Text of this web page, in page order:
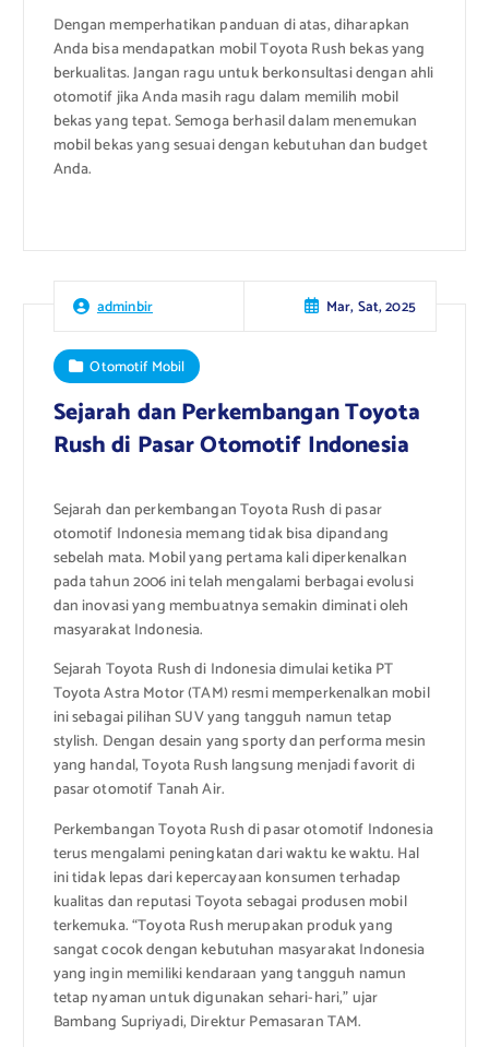
Dengan memperhatikan panduan di atas, diharapkan
Anda bisa mendapatkan mobil Toyota Rush bekas yang
berkualitas. Jangan ragu untuk berkonsultasi dengan ahli
otomotif jika Anda masih ragu dalam memilih mobil
bekas yang tepat. Semoga berhasil dalam menemukan
mobil bekas yang sesuai dengan kebutuhan dan budget
Anda.
adminbir Mar, Sat, 2025
Otomotif Mobil
Sejarah dan Perkembangan Toyota
Rush di Pasar Otomotif Indonesia
Sejarah dan perkembangan Toyota Rush di pasar
otomotif Indonesia memang tidak bisa dipandang
sebelah mata. Mobil yang pertama kali diperkenalkan
pada tahun 2006 ini telah mengalami berbagai evolusi
dan inovasi yang membuatnya semakin diminati oleh
masyarakat Indonesia.
Sejarah Toyota Rush di Indonesia dimulai ketika PT
Toyota Astra Motor (TAM) resmi memperkenalkan mobil
ini sebagai pilihan SUV yang tangguh namun tetap
stylish. Dengan desain yang sporty dan performa mesin
yang handal, Toyota Rush langsung menjadi favorit di
pasar otomotif Tanah Air.
Perkembangan Toyota Rush di pasar otomotif Indonesia
terus mengalami peningkatan dari waktu ke waktu. Hal
ini tidak lepas dari kepercayaan konsumen terhadap
kualitas dan reputasi Toyota sebagai produsen mobil
terkemuka. “Toyota Rush merupakan produk yang
sangat cocok dengan kebutuhan masyarakat Indonesia
yang ingin memiliki kendaraan yang tangguh namun
tetap nyaman untuk digunakan sehari-hari,” ujar
Bambang Supriyadi, Direktur Pemasaran TAM.